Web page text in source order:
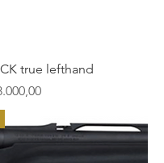
true lefthand